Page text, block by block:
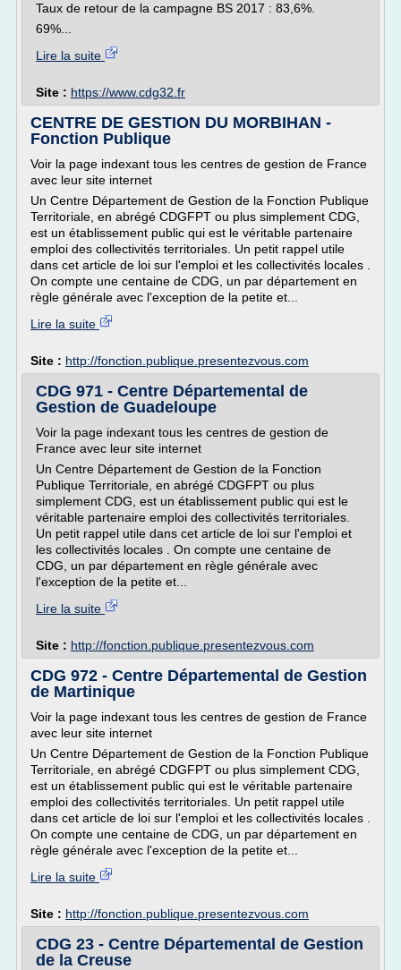
Taux de retour de la campagne BS 2017 : 83,6%.
69%...
Lire la suite
Site : https://www.cdg32.fr
CENTRE DE GESTION DU MORBIHAN -
Fonction Publique
Voir la page indexant tous les centres de gestion de France
avec leur site internet
Un Centre Département de Gestion de la Fonction Publique
Territoriale, en abrégé CDGFPT ou plus simplement CDG,
est un établissement public qui est le véritable partenaire
emploi des collectivités territoriales. Un petit rappel utile
dans cet article de loi sur l'emploi et les collectivités locales .
On compte une centaine de CDG, un par département en
règle générale avec l'exception de la petite et...
Lire la suite
Site : http://fonction.publique.presentezvous.com
CDG 971 - Centre Départemental de
Gestion de Guadeloupe
Voir la page indexant tous les centres de gestion de
France avec leur site internet
Un Centre Département de Gestion de la Fonction
Publique Territoriale, en abrégé CDGFPT ou plus
simplement CDG, est un établissement public qui est le
véritable partenaire emploi des collectivités territoriales.
Un petit rappel utile dans cet article de loi sur l'emploi et
les collectivités locales . On compte une centaine de
CDG, un par département en règle générale avec
l'exception de la petite et...
Lire la suite
Site : http://fonction.publique.presentezvous.com
CDG 972 - Centre Départemental de Gestion
de Martinique
Voir la page indexant tous les centres de gestion de France
avec leur site internet
Un Centre Département de Gestion de la Fonction Publique
Territoriale, en abrégé CDGFPT ou plus simplement CDG,
est un établissement public qui est le véritable partenaire
emploi des collectivités territoriales. Un petit rappel utile
dans cet article de loi sur l'emploi et les collectivités locales .
On compte une centaine de CDG, un par département en
règle générale avec l'exception de la petite et...
Lire la suite
Site : http://fonction.publique.presentezvous.com
CDG 23 - Centre Départemental de Gestion
de la Creuse